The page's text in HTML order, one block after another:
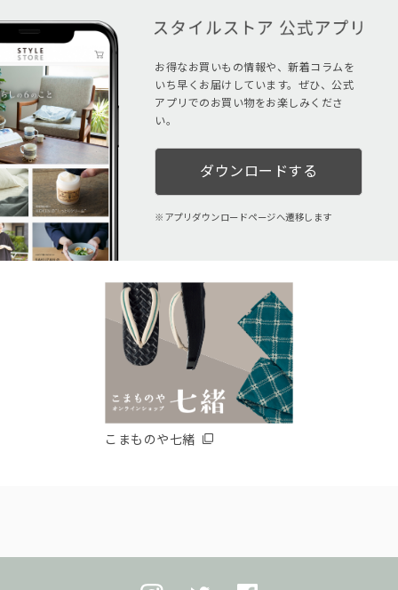
お得なお買いもの情報や、新着コラムを
いち早くお届けしています。ぜひ、公式
アプリでのお買い物をお楽しみくださ
い。
ダウンロードする
アプリダウンロードページへ遷移します
こまものや七緒